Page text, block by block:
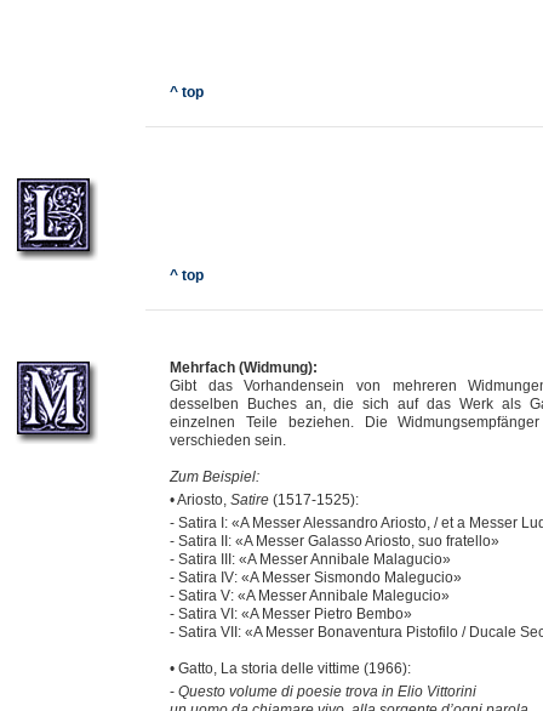
^ top
^ top
Mehrfach (Widmung):
Gibt das Vorhandensein von mehreren
desselben Buches an, die sich auf das Werk als
einzelnen Teile beziehen. Die
verschieden sein.
Zum Beispiel:
• Ariosto, Satire (1517-1525):
- Satira I: «A Messer Alessandro Ariosto, / et a Messer
- Satira II: «A Messer Galasso Ariosto, suo fratello»
- Satira III: «A Messer Annibale Malagucio»
- Satira IV: «A Messer Sismondo Malegucio»
- Satira V: «A Messer Annibale Malegucio»
- Satira VI: «A Messer Pietro Bembo»
- Satira VII: «A Messer Bonaventura Pistofilo / Ducale
• Gatto, La storia delle vittime (1966):
- Questo volume di poesie trova in Elio Vittorini